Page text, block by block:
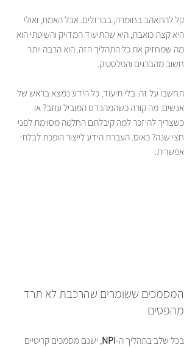
קל להתאהב בחומרה, בברזלים. אבל האמת, ואולי
היא קצת כואבת, היא שהתיעוד המדויק והשיטתי הוא
מה שמחזיק את כל התהליך הזה. הוא הרבה יותר
חשוב מהברגים והפלסטיק.
תחשבו על זה. בלי תיעוד, כל הידע נמצא בראש של
אנשים. מה קורה כשהמהנדס המוביל עוזב? או
כשצריך להיזכר למה קיבלתם החלטה מסוימת לפני
חצי שנה? כאוס. העברת הידע לייצור הופכת לבלתי
אפשרית.
המסמכים ששומרים שהרכבת לא תרד
מהפסים
בכל שלב בתהליך ה-NPI, ישנם מסמכים קריטיים